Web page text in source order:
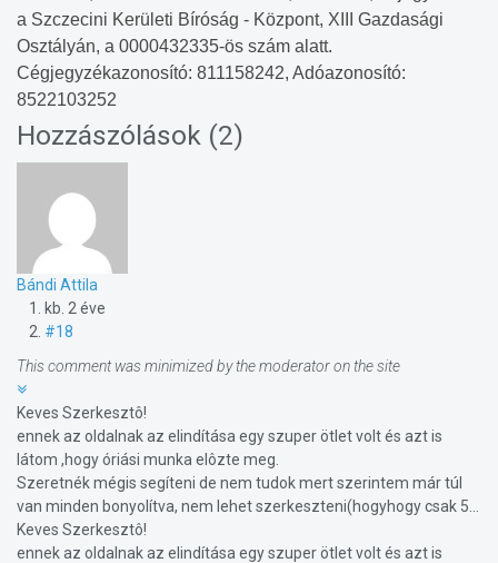
a Szczecini Kerületi Bíróság - Központ, XIII Gazdasági
Osztályán, a 0000432335-ös szám alatt.
Cégjegyzékazonosító: 811158242, Adóazonosító:
8522103252
Hozzászólások (2)
Bándi Attila
kb. 2 éve
#18
This comment was minimized by the moderator on the site
Keves Szerkesztô!
ennek az oldalnak az elindítása egy szuper ötlet volt és azt is
látom ,hogy óriási munka elôzte meg.
Szeretnék mégis segíteni de nem tudok mert szerintem már túl
van minden bonyolítva, nem lehet szerkeszteni(hogyhogy csak 5...
Keves Szerkesztô!
ennek az oldalnak az elindítása egy szuper ötlet volt és azt is